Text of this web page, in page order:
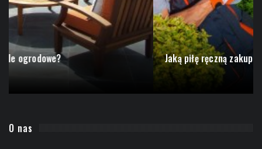
Jaką piłę ręczną zakupić do prac w ogrodzie...
O nas